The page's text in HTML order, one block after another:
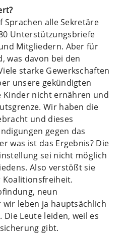
Sprachen alle Sekretäre
Unterstützungsbriefe
Mitgliedern. Aber für
was davon bei den
starke Gewerkschaften
unsere gekündigten
nicht ernähren und
Wir haben die
und dieses
gegen das
was ist das Ergebnis? Die
sei nicht möglich
Also verstößt sie
Koalitionsfreiheit.
neun
leben ja hauptsächlich
Leute leiden, weil es
gibt.